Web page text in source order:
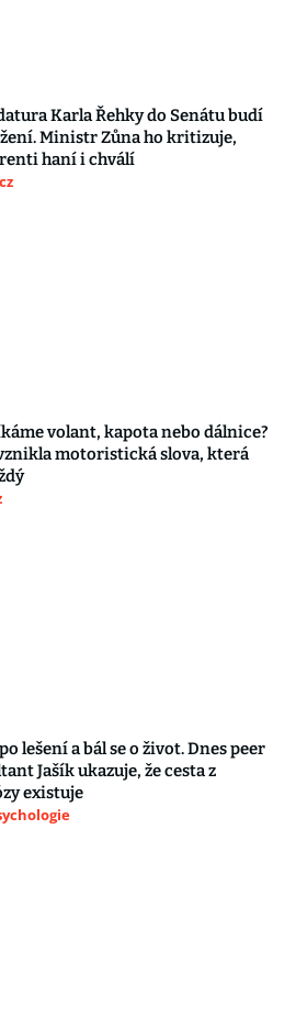
Karla Řehky do Senátu budí
Ministr Zůna ho kritizuje,
haní i chválí
volant, kapota nebo dálnice?
motoristická slova, která
lešení a bál se o život. Dnes peer
Jašík ukazuje, že cesta z
existuje